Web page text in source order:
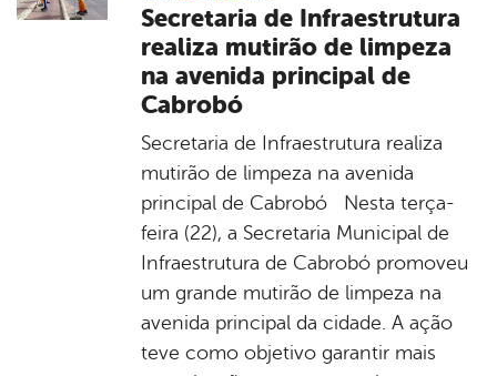
Secretaria de Infraestrutura
realiza mutirão de limpeza
na avenida principal de
Cabrobó
Secretaria de Infraestrutura realiza
mutirão de limpeza na avenida
principal de Cabrobó Nesta terça-
feira (22), a Secretaria Municipal de
Infraestrutura de Cabrobó promoveu
um grande mutirão de limpeza na
avenida principal da cidade. A ação
teve como objetivo garantir mais